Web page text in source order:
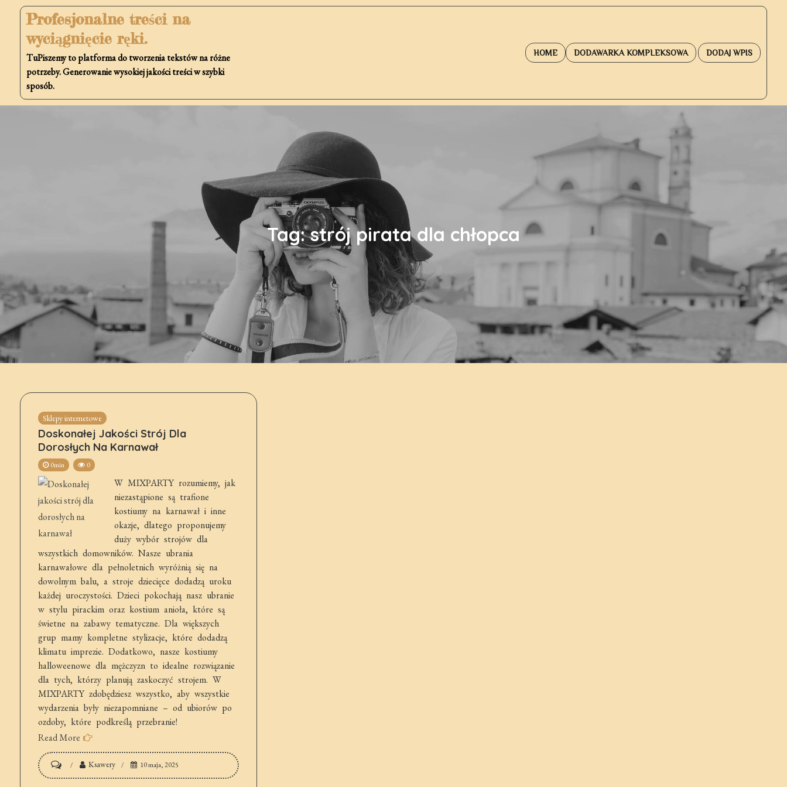
content
Profesjonalne treści na
wyciągnięcie ręki.
TuPiszemy to platforma do tworzenia tekstów na różne
potrzeby. Generowanie wysokiej jakości treści w szybki
sposób.
HOME DODAWARKA KOMPLEKSOWA DODAJ WPIS
Tag:strój pirata dla chłopca
Sklepy internetowe
Doskonałej Jakości Strój Dla
Dorosłych Na Karnawał
0min 0
W MIXPARTY rozumiemy, jak
niezastąpione są trafione
kostiumy na karnawał i inne
okazje, dlatego proponujemy
duży wybór strojów dla
wszystkich domowników. Nasze ubrania
karnawałowe dla pełnoletnich wyróżnią się na
dowolnym balu, a stroje dziecięce dodadzą uroku
każdej uroczystości. Dzieci pokochają nasz ubranie
w stylu pirackim oraz kostium anioła, które są
świetne na zabawy tematyczne. Dla większych
grup mamy kompletne stylizacje, które dodadzą
klimatu imprezie. Dodatkowo, nasze kostiumy
halloweenowe dla mężczyzn to idealne rozwiązanie
dla tych, którzy planują zaskoczyć strojem. W
MIXPARTY zdobędziesz wszystko, aby wszystkie
wydarzenia były niezapomniane – od ubiorów po
ozdoby, które podkreślą przebranie!
Read More
Doskonałej
Ksawery 10 maja, 2025